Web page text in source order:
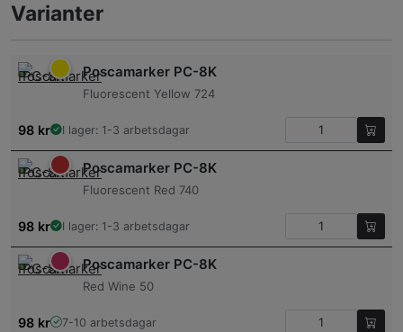
Varianter
Poscamarker PC-8K
Fluorescent Yellow 724
98 kr I lager: 1-3 arbetsdagar
Poscamarker PC-8K
Fluorescent Red 740
98 kr I lager: 1-3 arbetsdagar
Poscamarker PC-8K
Red Wine 50
98 kr 7-10 arbetsdagar